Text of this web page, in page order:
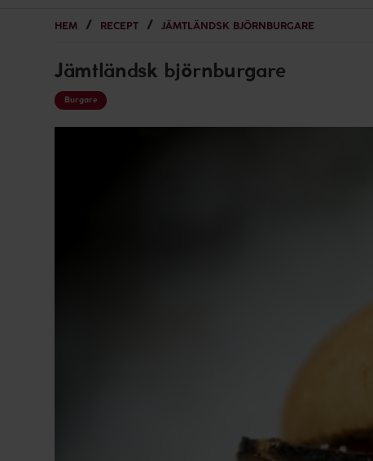
HEM RECEPT JÄMTLÄNDSK BJÖRNBURGARE
Jämtländsk björnburgare
Burgare